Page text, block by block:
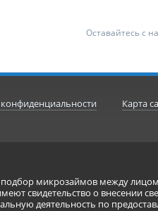
Оставайтесь с
Карта
подбор микрозаймов между
свидетельство о внесении
деятельность по